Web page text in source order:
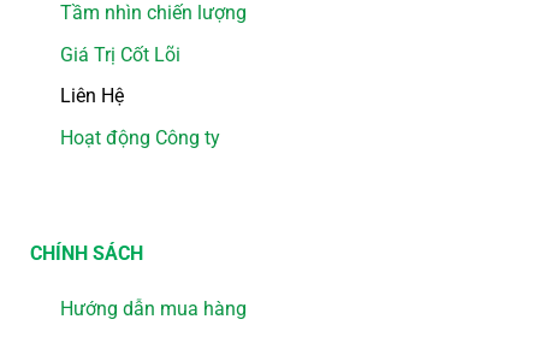
Tầm nhìn chiến lượng
Giá Trị Cốt Lõi
Liên Hệ
Hoạt động Công ty
CHÍNH SÁCH
Hướng dẫn mua hàng